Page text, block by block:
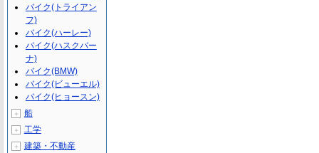
バイク(トライアン
フ)
バイク(ハーレー)
バイク(ハスクバー
ナ)
バイク(BMW)
バイク(ビューエル)
バイク(ヒョースン)
＋ 船
＋ 工学
＋ 建築・不動産